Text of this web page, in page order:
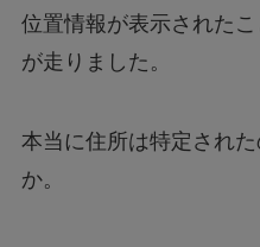
位置情報が表示された
が走りました。
本当に住所は特定され
か。